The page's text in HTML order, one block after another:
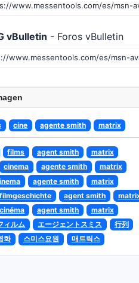
vBulletin - Foros vBulletin
cine agente smith matrix
films agent smith
matrix
cinema agente smith
matrix
agente smith
matrix
filmgeschichte agent smith
cinéma agent smith
matrix
ィルム エージェントスミス
行列
화 스미스요원 매트릭스